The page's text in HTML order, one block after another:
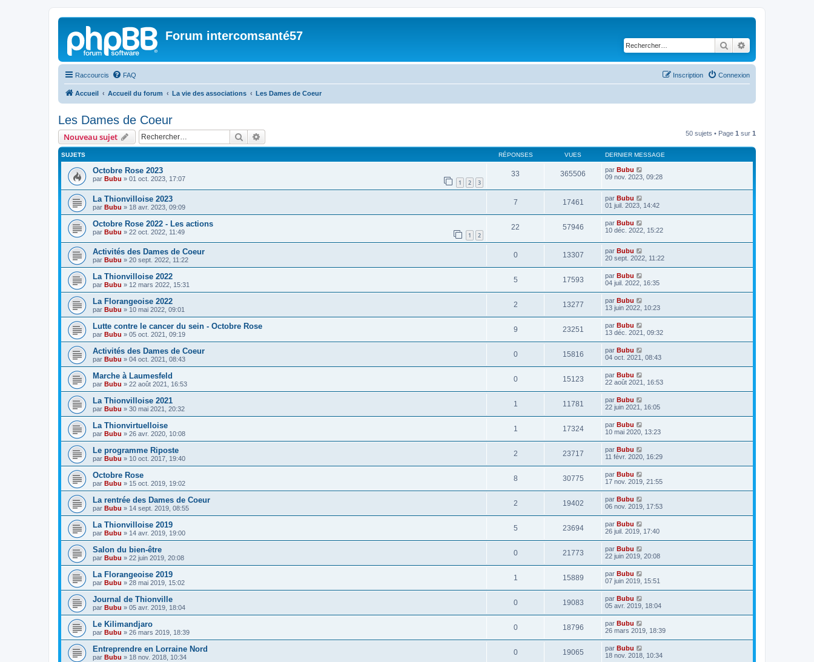
Forum intercomsanté57
Rechercher
Raccourcis FAQ Connexion
Inscription
Accueil Accueil du forum La vie des associations Les Dames de Coeur
Les Dames de Coeur
Nouveau sujet Rechercher 50 sujets • Page 1 sur 1
SUJETS RÉPONSES VUES DERNIER MESSAGE
Octobre Rose 2023
par Bubu » 01 oct. 2023, 17:07 1 2 3
33 365506 par Bubu
09 nov. 2023, 09:28
La Thionvilloise 2023
par Bubu » 18 avr. 2023, 09:09
7 17461 par Bubu
01 juil. 2023, 14:42
Octobre Rose 2022 - Les actions
par Bubu » 22 oct. 2022, 11:49 1 2
22 57946 par Bubu
10 déc. 2022, 15:22
Activités des Dames de Coeur
par Bubu » 20 sept. 2022, 11:22
0 13307 par Bubu
20 sept. 2022, 11:22
La Thionvilloise 2022
par Bubu » 12 mars 2022, 15:31
5 17593 par Bubu
04 juil. 2022, 16:35
La Florangeoise 2022
par Bubu » 10 mai 2022, 09:01
2 13277 par Bubu
13 juin 2022, 10:23
Lutte contre le cancer du sein - Octobre Rose
par Bubu » 05 oct. 2021, 09:19
9 23251 par Bubu
13 déc. 2021, 09:32
Activités des Dames de Coeur
par Bubu » 04 oct. 2021, 08:43
0 15816 par Bubu
04 oct. 2021, 08:43
Marche à Laumesfeld
par Bubu » 22 août 2021, 16:53
0 15123 par Bubu
22 août 2021, 16:53
La Thionvilloise 2021
par Bubu » 30 mai 2021, 20:32
1 11781 par Bubu
22 juin 2021, 16:05
La Thionvirtuelloise
par Bubu » 26 avr. 2020, 10:08
1 17324 par Bubu
10 mai 2020, 13:23
Le programme Riposte
par Bubu » 10 oct. 2017, 19:40
2 23717 par Bubu
11 févr. 2020, 16:29
Octobre Rose
par Bubu » 15 oct. 2019, 19:02
8 30775 par Bubu
17 nov. 2019, 21:55
La rentrée des Dames de Coeur
par Bubu » 14 sept. 2019, 08:55
2 19402 par Bubu
06 nov. 2019, 17:53
La Thionvilloise 2019
par Bubu » 14 avr. 2019, 19:00
5 23694 par Bubu
26 juil. 2019, 17:40
Salon du bien-être
par Bubu » 22 juin 2019, 20:08
0 21773 par Bubu
22 juin 2019, 20:08
La Florangeoise 2019
par Bubu » 28 mai 2019, 15:02
1 15889 par Bubu
07 juin 2019, 15:51
Journal de Thionville
par Bubu » 05 avr. 2019, 18:04
0 19083 par Bubu
05 avr. 2019, 18:04
Le Kilimandjaro
par Bubu » 26 mars 2019, 18:39
0 18796 par Bubu
26 mars 2019, 18:39
Entreprendre en Lorraine Nord
par Bubu » 18 nov. 2018, 10:34
0 19065 par Bubu
18 nov. 2018, 10:34